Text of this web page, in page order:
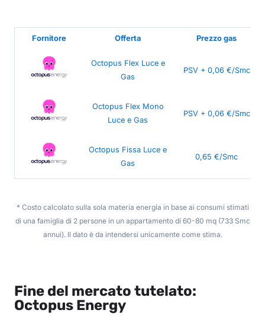
Fornitore Offerta Prezzo gas
Octopus Flex Luce e
Gas
PSV + 0,06 €/Smc
Octopus Flex Mono
Luce e Gas
PSV + 0,06 €/Smc
Octopus Fissa Luce e
Gas
0,65 €/Smc
* Costo calcolato sulla sola materia energia in base ai consumi stimati
di una famiglia di 2 persone in un appartamento di 60-80 mq (733 Smc
annui). Il dato è da intendersi unicamente come stima.
Fine del mercato tutelato:
Octopus Energy